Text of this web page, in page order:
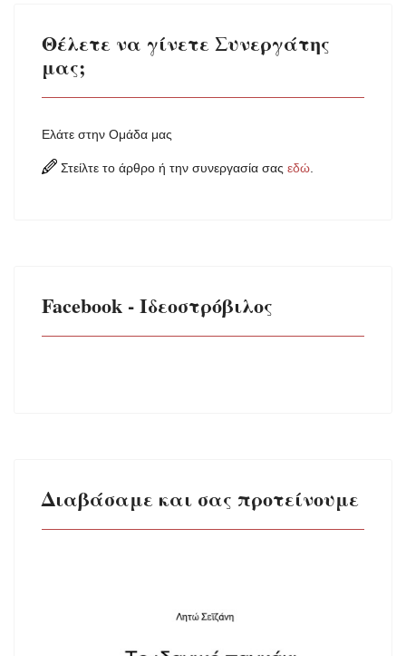
Θέλετε να γίνετε Συνεργάτης
μας;
Ελάτε στην Ομάδα μας
Στείλτε το άρθρο ή την συνεργασία σας εδώ
Facebook - Ιδεοστρόβιλος
Διαβάσαμε και σας προτείνουμε